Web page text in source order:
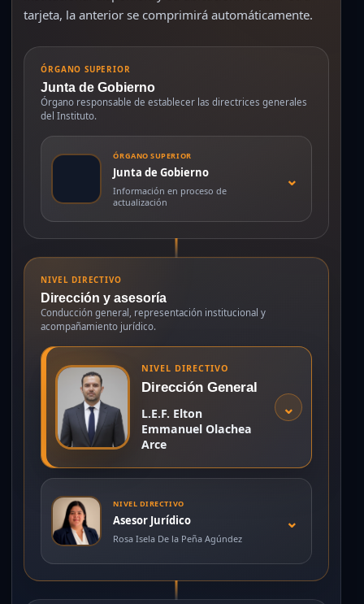
tarjeta, la anterior se comprimirá automáticamente.
ÓRGANO SUPERIOR
Junta de Gobierno
Órgano responsable de establecer las directrices generales
del Instituto.
ÓRGANO SUPERIOR
Junta de Gobierno
Información en proceso de
actualización
⌄
NIVEL DIRECTIVO
Dirección y asesoría
Conducción general, representación institucional y
acompañamiento jurídico.
NIVEL DIRECTIVO
Dirección General
L.E.F. Elton
Emmanuel Olachea
Arce
⌄
NIVEL DIRECTIVO
Asesor Jurídico
Rosa Isela De la Peña Agúndez
⌄